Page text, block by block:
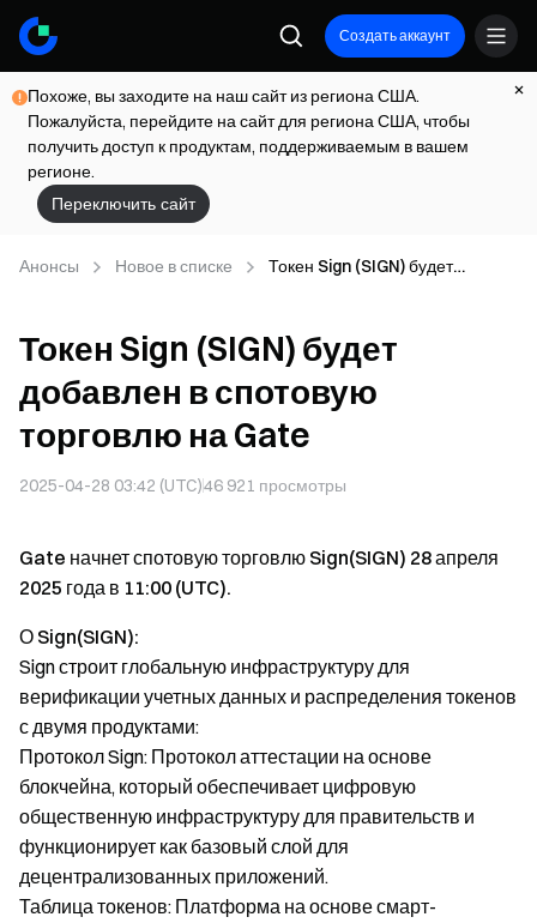
Создать аккаунт
Похоже, вы заходите на наш сайт из региона США.
Пожалуйста, перейдите на сайт для региона США, чтобы
получить доступ к продуктам, поддерживаемым в вашем
регионе.
Переключить сайт
Анонсы Новое в списке
Токен Sign (SIGN) будет
Токен Sign (SIGN) будет
добавлен в спотовую
торговлю на Gate
2025-04-28 03:42 (UTC)46 921 просмотры
Gate начнет спотовую торговлю Sign(SIGN) 28 апреля
2025 года в 11:00 (UTC).
О Sign(SIGN):
Sign строит глобальную инфраструктуру для
верификации учетных данных и распределения токенов
с двумя продуктами:
Протокол Sign: Протокол аттестации на основе
блокчейна, который обеспечивает цифровую
общественную инфраструктуру для правительств и
функционирует как базовый слой для
децентрализованных приложений.
Таблица токенов: Платформа на основе смарт-